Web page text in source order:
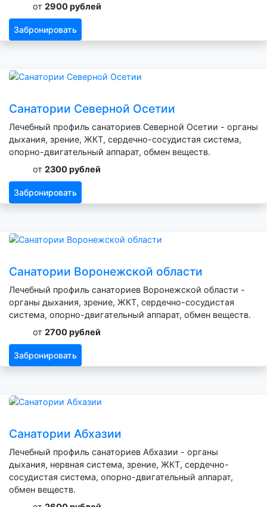
от 2900 рублей
Забронировать
Санатории Северной Осетии
Лечебный профиль санаториев Северной Осетии - органы
дыхания, зрение, ЖКТ, сердечно-сосудистая система,
опорно-двигательный аппарат, обмен веществ.
от 2300 рублей
Забронировать
Санатории Воронежской области
Лечебный профиль санаториев Воронежской области -
органы дыхания, зрение, ЖКТ, сердечно-сосудистая
система, опорно-двигательный аппарат, обмен веществ.
от 2700 рублей
Забронировать
Санатории Абхазии
Лечебный профиль санаториев Абхазии - органы
дыхания, нервная система, зрение, ЖКТ, сердечно-
сосудистая система, опорно-двигательный аппарат,
обмен веществ.